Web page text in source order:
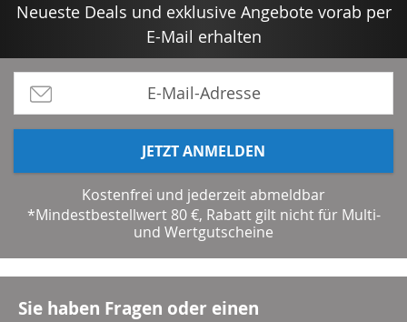
Neueste Deals und exklusive Angebote vorab per
E-Mail erhalten
JETZT ANMELDEN
Kostenfrei und jederzeit abmeldbar
*Mindestbestellwert 80 €, Rabatt gilt nicht für Multi-
und Wertgutscheine
Sie haben Fragen oder einen